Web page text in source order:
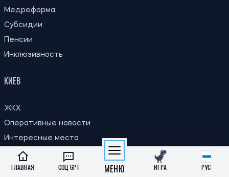
Медреформа
Субсидии
Пенсии
Инклюзивность
КИЕВ
ЖКХ
Оперативные новости
Интересные места
Другие новости
ГЛАВНАЯ СОЦ GPT МЕНЮ ИГРА РУС